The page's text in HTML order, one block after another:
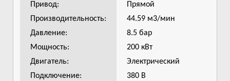
Привод:
Прямой
Производительность:
44.59 м3/мин
Давление:
8.5 бар
Мощность:
200 кВт
Двигатель:
Электрический
Подключение:
380 В